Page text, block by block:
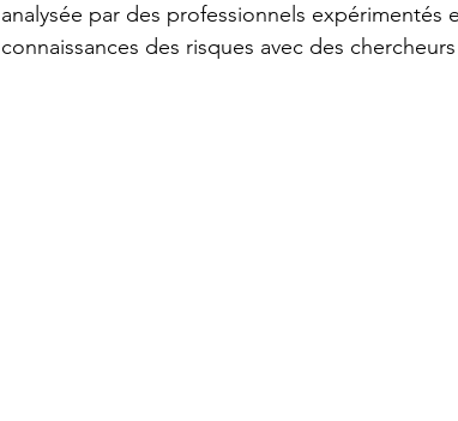
analysée par des professionnels expérimentés
connaissances des risques avec des